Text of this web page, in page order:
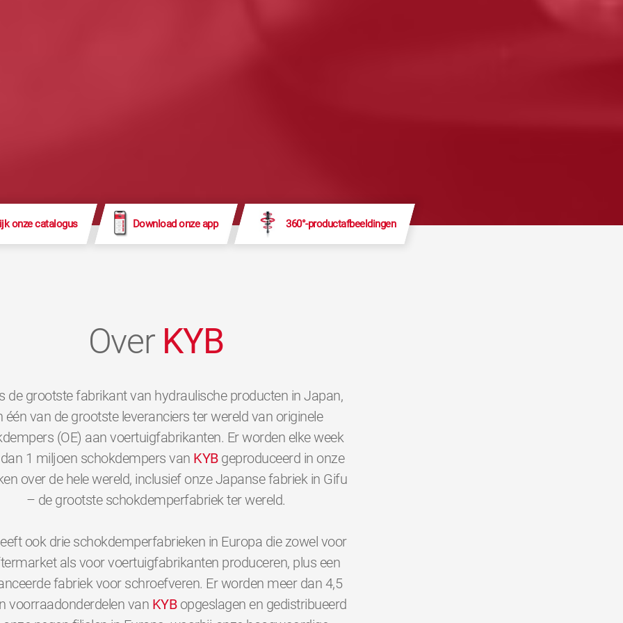
onze catalogus Download onze app 360°-productafbeeldingen
Over KYB
de grootste fabrikant van hydraulische producten in Japan,
één van de grootste leveranciers ter wereld van originele
(OE) aan voertuigfabrikanten. Er worden elke week
1 miljoen schokdempers van KYBgeproduceerd in onze
over de hele wereld, inclusief onze Japanse fabriek in Gifu
– de grootste schokdemperfabriek ter wereld.
ook drie schokdemperfabrieken in Europa die zowel voor
als voor voertuigfabrikanten produceren, plus een
fabriek voor schroefveren. Er worden meer dan 4,5
voorraadonderdelen van KYBopgeslagen en gedistribueerd